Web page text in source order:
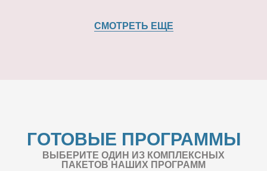
СМОТРЕТЬ ЕЩЕ
ГОТОВЫЕ ПРОГРАММЫ
ВЫБЕРИТЕ ОДИН ИЗ КОМПЛЕКСНЫХ
ПАКЕТОВ НАШИХ ПРОГРАММ